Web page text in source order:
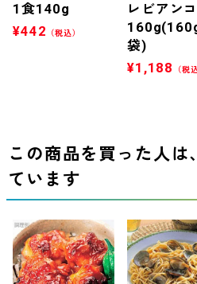
1食140g
¥442 （税込）
レビアン
袋)
¥1,188 （税
この商品を買った人は
ています